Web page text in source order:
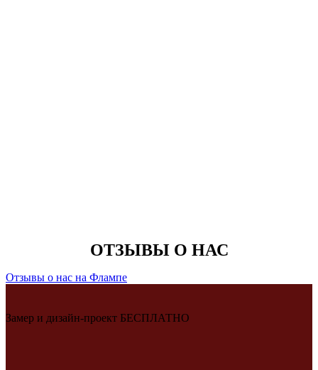
ОТЗЫВЫ О НАС
Отзывы о нас на Флампе
Замер и дизайн-проект БЕСПЛАТНО